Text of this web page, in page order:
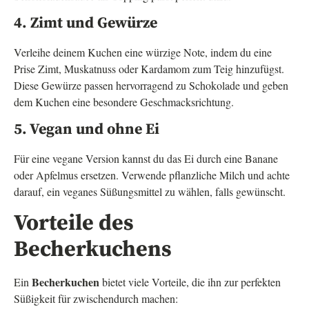
4. Zimt und Gewürze
Verleihe deinem Kuchen eine würzige Note, indem du eine
Prise Zimt, Muskatnuss oder Kardamom zum Teig hinzufügst.
Diese Gewürze passen hervorragend zu Schokolade und geben
dem Kuchen eine besondere Geschmacksrichtung.
5. Vegan und ohne Ei
Für eine vegane Version kannst du das Ei durch eine Banane
oder Apfelmus ersetzen. Verwende pflanzliche Milch und achte
darauf, ein veganes Süßungsmittel zu wählen, falls gewünscht.
Vorteile des
Becherkuchens
Ein Becherkuchenbietet viele Vorteile, die ihn zur perfekten
Süßigkeit für zwischendurch machen: